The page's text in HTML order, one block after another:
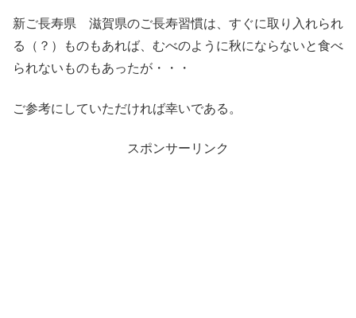
新ご長寿県 滋賀県のご長寿習慣は、すぐに取り入れられ
る（？）ものもあれば、むべのように秋にならないと食べ
られないものもあったが・・・
ご参考にしていただければ幸いである。
スポンサーリンク